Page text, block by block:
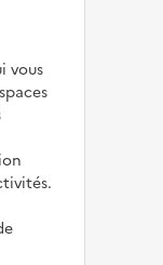
vous